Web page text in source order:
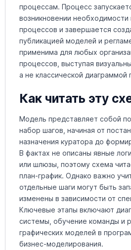
процессам. Процесс
возникновении необходимости
процессов и завершается
публикацией моделей и
применима для любых
процессов, выступая
а не классической диаграммой
Как читать эту
Модель представляет собой
набор шагов, начиная от
назначения куратора до
В фактах не описаны явные
или шлюзы, поэтому схема
план-график. Однако важно
отдельные шаги могут быть
изменены в зависимости от
Ключевые этапы включают
системы, обучение команды и
графических моделей в
бизнес-моделирования.